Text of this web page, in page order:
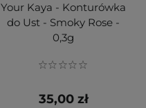
Your Kaya - Konturówka
do Ust - Smoky Rose -
0,3g
35,00 zł